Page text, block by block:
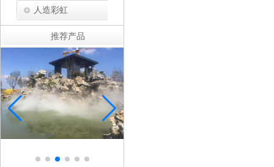
人造彩虹
推荐产品